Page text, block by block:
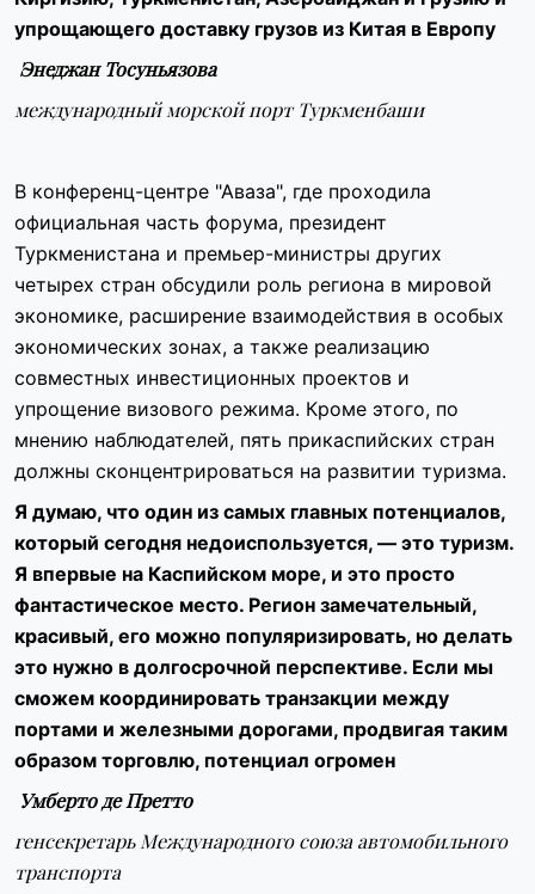
упрощающего доставку грузов из Китая в Европу
Энеджан Тосуньязова
международный морской порт Туркменбаши
В конференц-центре "Аваза", где проходила
официальная часть форума, президент
Туркменистана и премьер-министры других
четырех стран обсудили роль региона в мировой
экономике, расширение взаимодействия в особых
экономических зонах, а также реализацию
совместных инвестиционных проектов и
упрощение визового режима. Кроме этого, по
мнению наблюдателей, пять прикаспийских стран
должны сконцентрироваться на развитии туризма.
Я думаю, что один из самых главных потенциалов,
который сегодня недоиспользуется, — это туризм.
Я впервые на Каспийском море, и это просто
фантастическое место. Регион замечательный,
красивый, его можно популяризировать, но делать
это нужно в долгосрочной перспективе. Если мы
сможем координировать транзакции между
портами и железными дорогами, продвигая таким
образом торговлю, потенциал огромен
Умберто де Претто
генсекретарь Международного союза автомобильного
транспорта